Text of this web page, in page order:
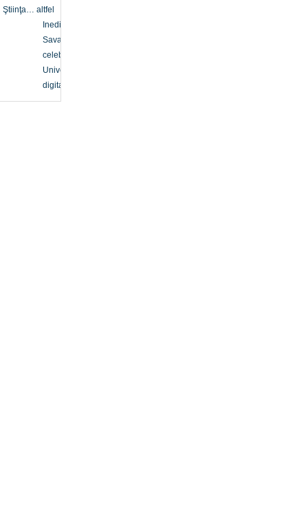
Ştiinţa… altfel
Inedit
Savanți
celebri
Univers
digital